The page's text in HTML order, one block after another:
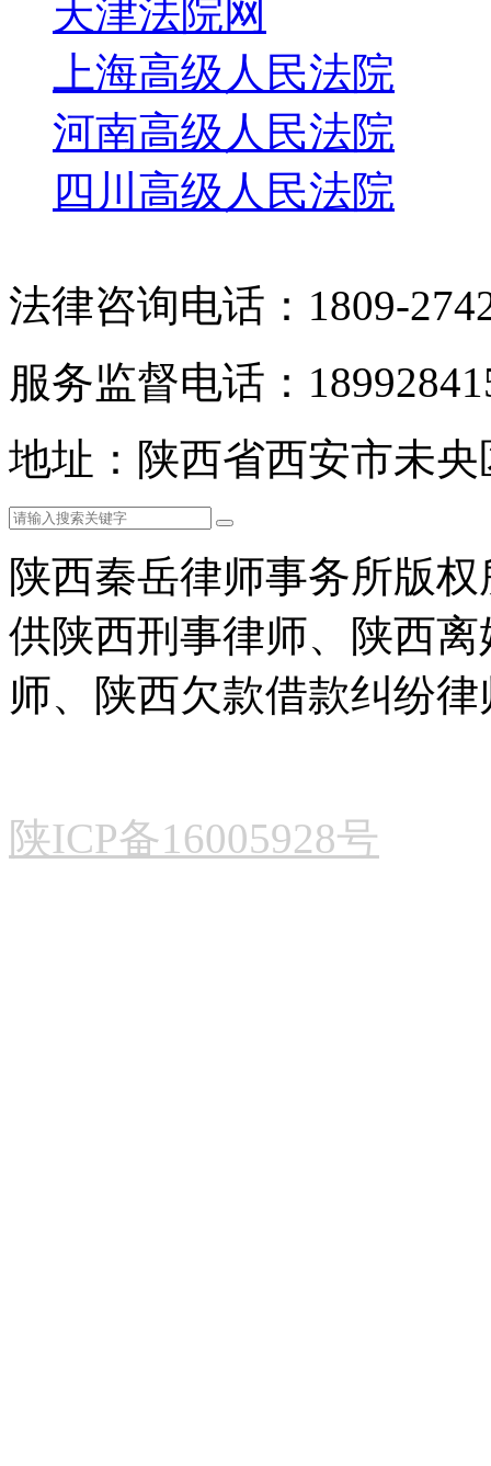
天津法院网
上海高级人民法院
河南高级人民法院
四川高级人民法院
法律咨询电话：1809-
服务监督电话：
地址：陕西省西安市未
陕西秦岳律师事务所版
供陕西刑事律师、陕西
师、陕西欠款借款纠纷
陕ICP备16005928号